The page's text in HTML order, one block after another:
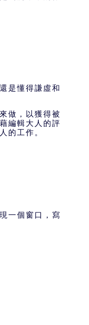
是懂得謙虛和
做，以獲得被
編輯大人的評
的工作。
一個窗口，寫